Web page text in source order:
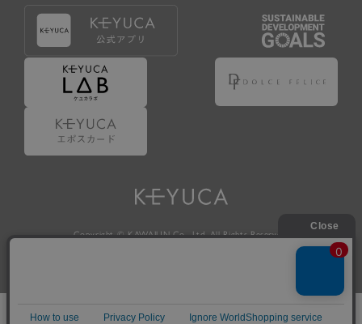
Copyright © KAWAJUN Co., Ltd. All Rights Reserved.